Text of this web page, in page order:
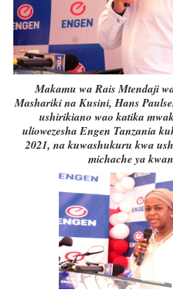
Makamu wa Rais Mtendaji
Mashariki na Kusini, Hans
ushirikiano wao katika
uliowezesha Engen Tanzania
2021, na kuwashukuru kwa
michache ya